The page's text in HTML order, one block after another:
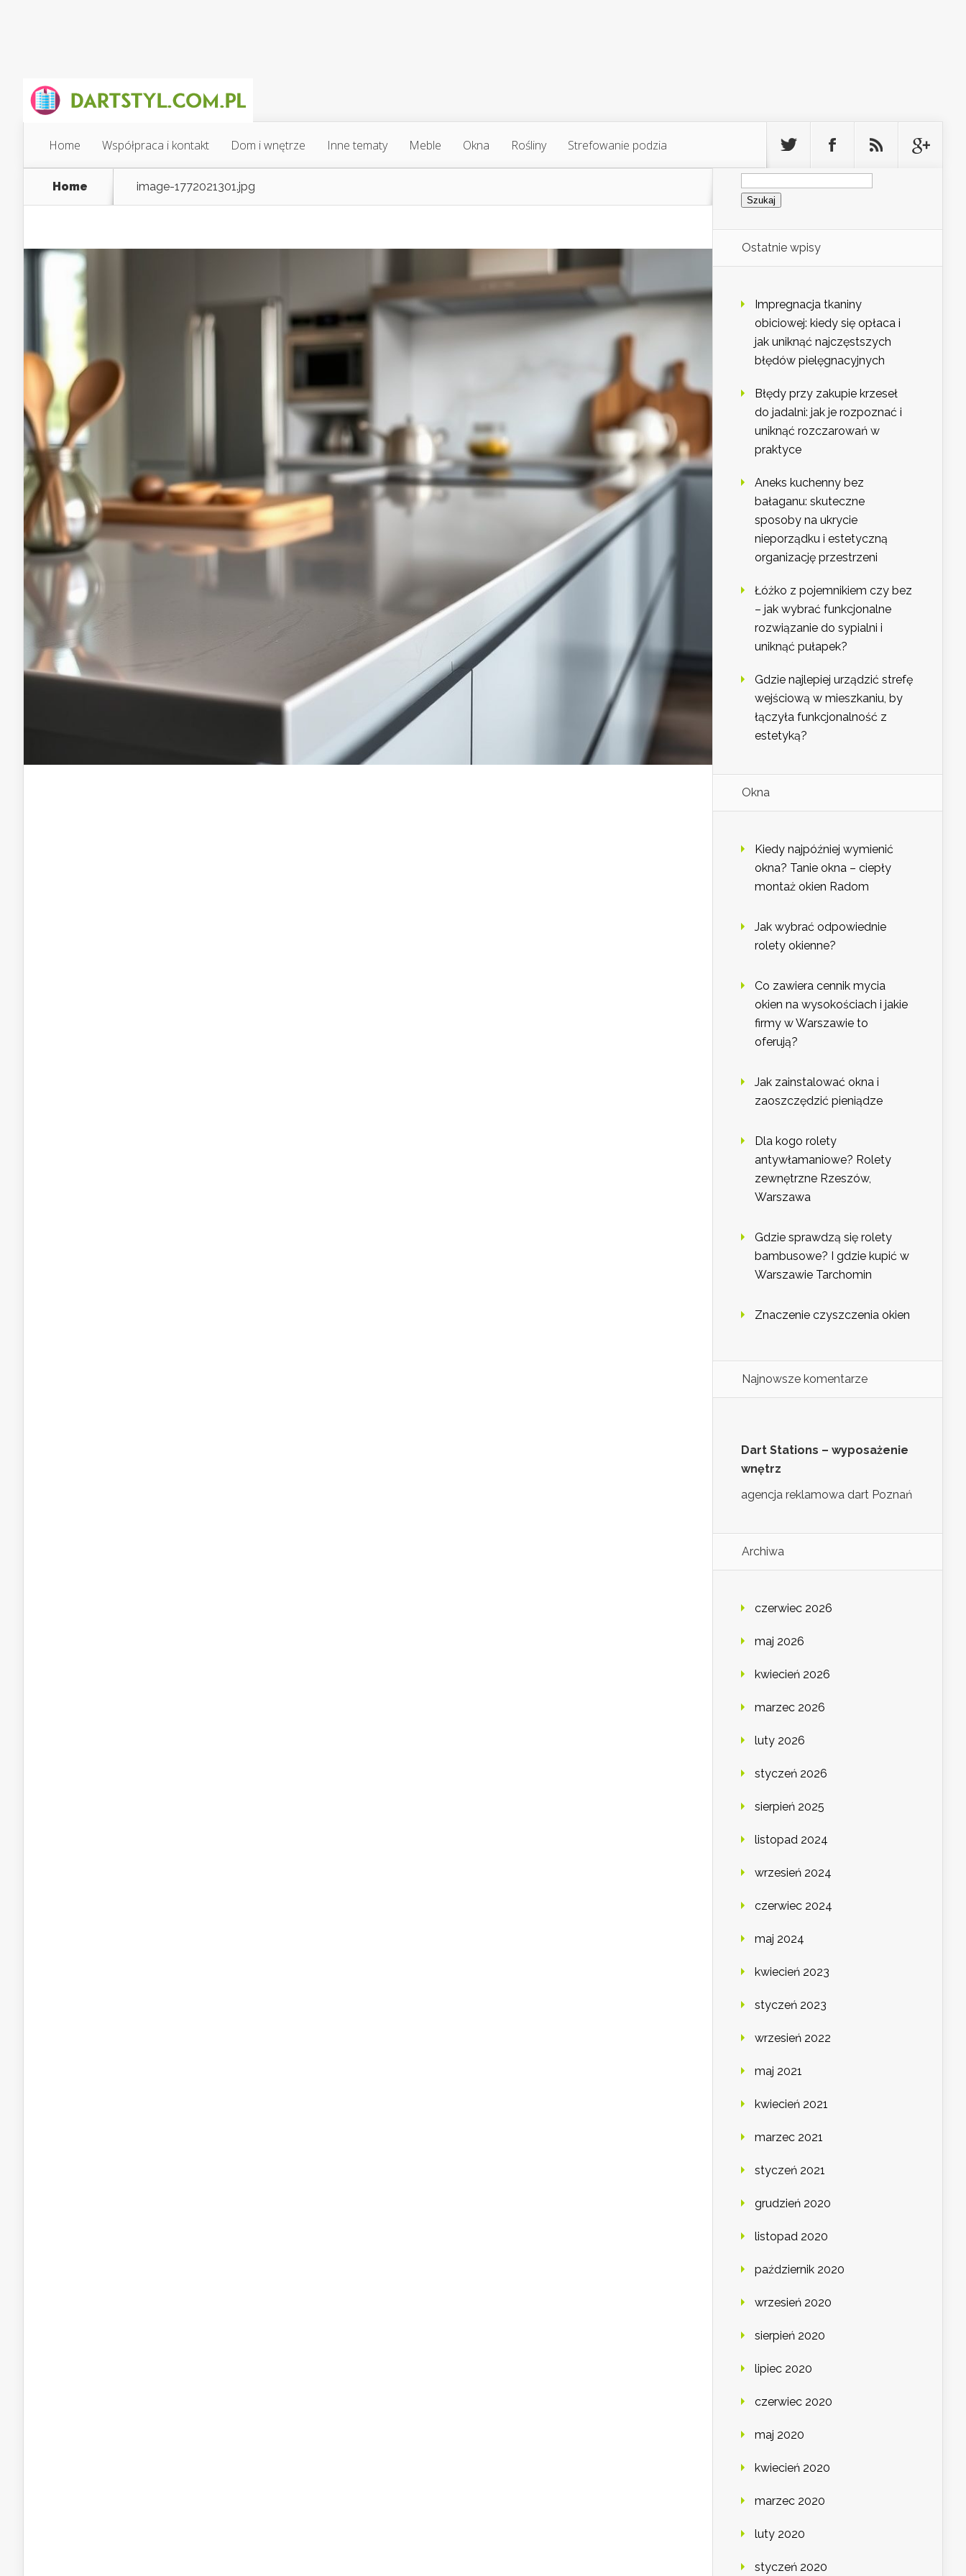
Home Współpraca i kontakt Dom i wnętrze Inne tematy Meble Okna Rośliny Strefowanie podzia
Home image-1772021301.jpg
Szukaj:
Ostatnie wpisy
Impregnacja tkaniny
obiciowej: kiedy się opłaca i
jak uniknąć najczęstszych
błędów pielęgnacyjnych
Błędy przy zakupie krzeseł
do jadalni: jak je rozpoznać i
uniknąć rozczarowań w
praktyce
Aneks kuchenny bez
bałaganu: skuteczne
sposoby na ukrycie
nieporządku i estetyczną
organizację przestrzeni
Łóżko z pojemnikiem czy bez
– jak wybrać funkcjonalne
rozwiązanie do sypialni i
uniknąć pułapek?
Gdzie najlepiej urządzić strefę
wejściową w mieszkaniu, by
łączyła funkcjonalność z
estetyką?
Okna
Kiedy najpóźniej wymienić
okna? Tanie okna – ciepły
montaż okien Radom
Jak wybrać odpowiednie
rolety okienne?
Co zawiera cennik mycia
okien na wysokościach i jakie
firmy w Warszawie to
oferują?
Jak zainstalować okna i
zaoszczędzić pieniądze
Dla kogo rolety
antywłamaniowe? Rolety
zewnętrzne Rzeszów,
Warszawa
Gdzie sprawdzą się rolety
bambusowe? I gdzie kupić w
Warszawie Tarchomin
Znaczenie czyszczenia okien
Najnowsze komentarze
Dart Stations – wyposażenie
wnętrz
agencja reklamowa dart Poznań
Archiwa
czerwiec 2026
maj 2026
kwiecień 2026
marzec 2026
luty 2026
styczeń 2026
sierpień 2025
listopad 2024
wrzesień 2024
czerwiec 2024
maj 2024
kwiecień 2023
styczeń 2023
wrzesień 2022
maj 2021
kwiecień 2021
marzec 2021
styczeń 2021
grudzień 2020
listopad 2020
październik 2020
wrzesień 2020
sierpień 2020
lipiec 2020
czerwiec 2020
maj 2020
kwiecień 2020
marzec 2020
luty 2020
styczeń 2020